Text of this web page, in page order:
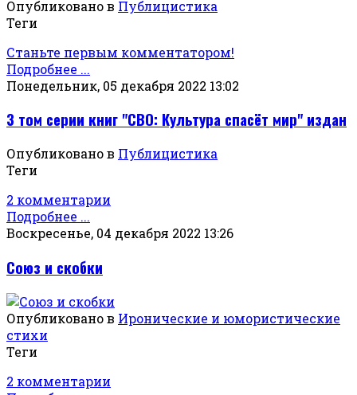
Опубликовано в Публицистика
Теги
Станьте первым комментатором!
Подробнее ...
Понедельник, 05 декабря 2022 13:02
3 том серии книг "СВО: Культура спасёт мир" издан
Опубликовано в Публицистика
Теги
2 комментарии
Подробнее ...
Воскресенье, 04 декабря 2022 13:26
Союз и скобки
Опубликовано в Иронические и юмористические
стихи
Теги
2 комментарии